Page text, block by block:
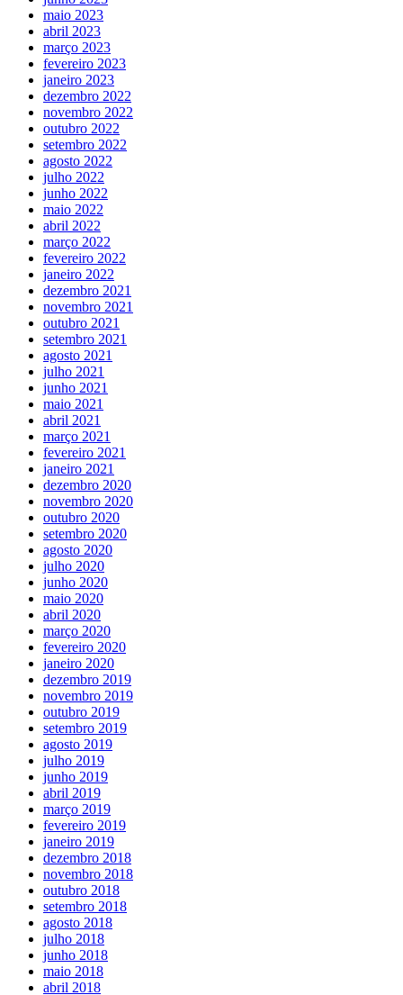
maio 2023
abril 2023
março 2023
fevereiro 2023
janeiro 2023
dezembro 2022
novembro 2022
outubro 2022
setembro 2022
agosto 2022
julho 2022
junho 2022
maio 2022
abril 2022
março 2022
fevereiro 2022
janeiro 2022
dezembro 2021
novembro 2021
outubro 2021
setembro 2021
agosto 2021
julho 2021
junho 2021
maio 2021
abril 2021
março 2021
fevereiro 2021
janeiro 2021
dezembro 2020
novembro 2020
outubro 2020
setembro 2020
agosto 2020
julho 2020
junho 2020
maio 2020
abril 2020
março 2020
fevereiro 2020
janeiro 2020
dezembro 2019
novembro 2019
outubro 2019
setembro 2019
agosto 2019
julho 2019
junho 2019
abril 2019
março 2019
fevereiro 2019
janeiro 2019
dezembro 2018
novembro 2018
outubro 2018
setembro 2018
agosto 2018
julho 2018
junho 2018
maio 2018
abril 2018